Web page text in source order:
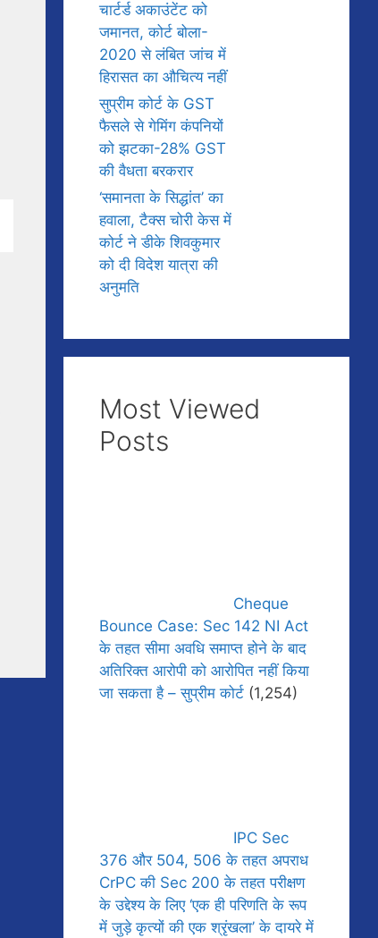
चार्टर्ड अकाउंटेंट को
जमानत, कोर्ट बोला-
2020 से लंबित जांच में
हिरासत का औचित्य नहीं
सुप्रीम कोर्ट के GST
फैसले से गेमिंग कंपनियों
को झटका-28% GST
की वैधता बरकरार
‘समानता के सिद्धांत’ का
हवाला, टैक्स चोरी केस में
कोर्ट ने डीके शिवकुमार
को दी विदेश यात्रा की
अनुमति
Most Viewed
Posts
Cheque
Bounce Case: Sec 142 NI Act
के तहत सीमा अवधि समाप्त होने के बाद
अतिरिक्त आरोपी को आरोपित नहीं किया
जा सकता है – सुप्रीम कोर्ट (1,254)
IPC Sec
376 और 504, 506 के तहत अपराध
CrPC की Sec 200 के तहत परीक्षण
के उद्देश्य के लिए ‘एक ही परिणति के रूप
में जुड़े कृत्यों की एक श्रृंखला’ के दायरे में